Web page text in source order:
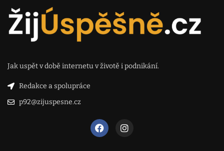
Jak uspět v době internetu v životě i podnikání.
Redakce a spolupráce
p92@zijuspesne.cz